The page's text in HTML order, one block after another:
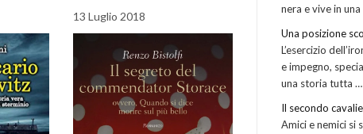
13 Luglio 2018
nera e vive in
Una posizione
L’esercizio
e impegno,
una storia tutta …
Il secondo
Amici e nemici si